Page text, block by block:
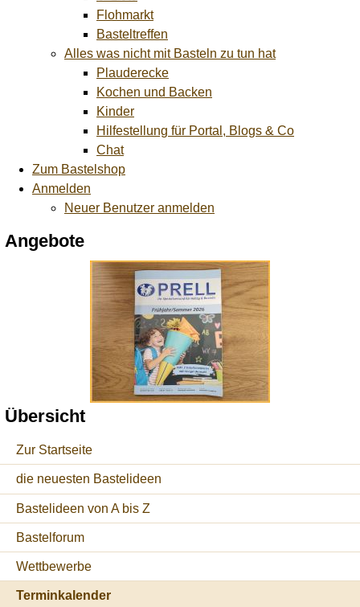
Flohmarkt
Basteltreffen
Alles was nicht mit Basteln zu tun hat
Plauderecke
Kochen und Backen
Kinder
Hilfestellung für Portal, Blogs & Co
Chat
Zum Bastelshop
Anmelden
Neuer Benutzer anmelden
Angebote
Übersicht
Zur Startseite
die neuesten Bastelideen
Bastelideen von A bis Z
Bastelforum
Wettbewerbe
Terminkalender